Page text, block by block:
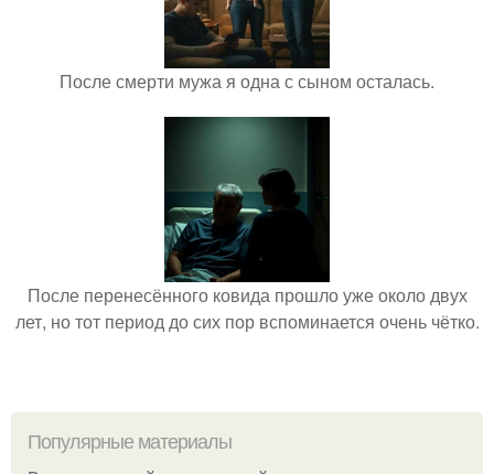
После смерти мужа я одна с сыном осталась.
После перенесённого ковида прошло уже около двух
лет, но тот период до сих пор вспоминается очень чётко.
Популярные материалы